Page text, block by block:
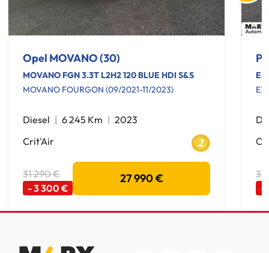
Opel MOVANO (30)
MOVANO FGN 3.3T L2H2 120 BLUE HDI S&S
MOVANO FOURGON (09/2021-11/2023)
Diesel 6 245 Km
2023
Crit'Air
31 290 €
- 3 300 €
27 990 €
-